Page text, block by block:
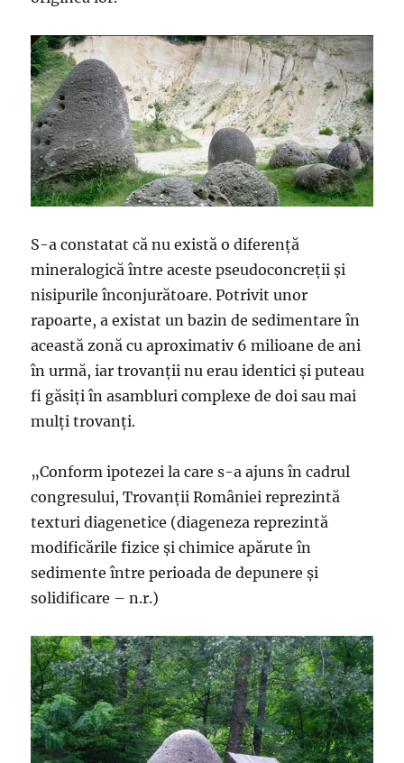
S-a constatat că nu există o diferenţă
mineralogică între aceste pseudoconcreţii şi
nisipurile înconjurătoare. Potrivit unor
rapoarte, a existat un bazin de sedimentare în
această zonă cu aproximativ 6 milioane de ani
în urmă, iar trovanţii nu erau identici şi puteau
fi găsiţi în asambluri complexe de doi sau mai
mulţi trovanţi.
„Conform ipotezei la care s-a ajuns în cadrul
congresului, Trovanţii României reprezintă
texturi diagenetice (diageneza reprezintă
modificările fizice şi chimice apărute în
sedimente între perioada de depunere şi
solidificare – n.r.)